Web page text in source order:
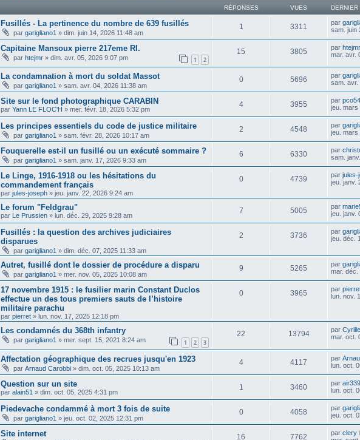
RÉPONSES VUES
Fusillés - La pertinence du nombre de 639 fusillés
par garigliano1 » dim. juin 14, 2026 11:48 am
1 3311 par
sam. juin
Capitaine Mansoux pierre 217eme RI.
par htejmr » dim. avr. 05, 2026 9:07 pm 1 2
15 3805 par htejmr
mar. avr.
La condamnation à mort du soldat Massot
par garigliano1 » sam. avr. 04, 2026 11:38 am
0 5696 par
sam. avr.
Site sur le fond photographique CARABIN
par Yann LE FLOC'H » mer. févr. 18, 2026 5:32 pm
4 3955 par pco54
jeu. mars
Les principes essentiels du code de justice militaire
par garigliano1 » sam. févr. 28, 2026 10:17 am
2 4548 par
jeu. mars
Fouquerelle est-il un fusillé ou un exécuté sommaire ?
par garigliano1 » sam. janv. 17, 2026 9:33 am
6 6330 par
sam.
Le Linge, 1916-1918 ou les hésitations du
commandement français
par jules-joseph » jeu. janv. 22, 2026 9:24 am
0 4739 par jules-
jeu. janv.
Le forum "Feldgrau"
par Le Prussien » lun. déc. 29, 2025 9:28 am
7 5005 par
jeu. janv.
Fusillés : la question des archives judiciaires
disparues
par garigliano1 » dim. déc. 07, 2025 11:33 am
2 3736 par
jeu. déc.
Autret, fusillé dont le dossier de procédure a disparu
par garigliano1 » mer. nov. 05, 2025 10:08 am
9 5265 par
mar. déc.
17 novembre 1915 : le fusilier marin Constant Duclos
effectue un des tous premiers sauts de l’histoire
militaire parachu
par pierret » lun. nov. 17, 2025 12:18 pm
0 3965 par
lun. nov.
Les condamnés du 368th infantry
par garigliano1 » mer. sept. 15, 2021 8:24 am 1 2 3
22 13794 par Cyrille
mar. oct.
Affectation géographique des recrues jusqu'en 1923
par Arnaud Carobbi » dim. oct. 05, 2025 10:13 am
4 4117 par
lun. oct.
Question sur un site
par alain51 » dim. oct. 05, 2025 4:31 pm
1 3460 par air339
lun. oct.
Piedevache condammé à mort 3 fois de suite
par garigliano1 » jeu. oct. 02, 2025 12:31 pm
0 4058 par
jeu. oct.
Site internet 16 7762 par clery